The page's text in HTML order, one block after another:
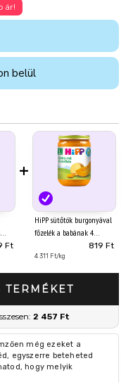
ár!
belül
Ft
+
HiPP sütőtök burgonyával
főzelék a babának 4
hónapos kortól 190 g819 Ft
4 311 Ft/kg
2 457 Ft
még ezeket a
egyszerre beteheted
hogy melyik